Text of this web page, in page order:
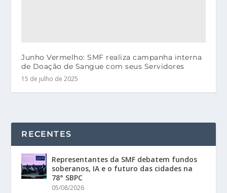
Junho Vermelho: SMF realiza campanha interna
de Doação de Sangue com seus Servidores
15 de julho de 2025
RECENTES
Representantes da SMF debatem fundos
soberanos, IA e o futuro das cidades na
78° SBPC
05/08/2026